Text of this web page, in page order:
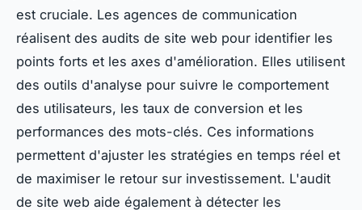
est cruciale. Les agences de communication
réalisent des audits de site web pour identifier les
points forts et les axes d'amélioration. Elles utilisent
des outils d'analyse pour suivre le comportement
des utilisateurs, les taux de conversion et les
performances des mots-clés. Ces informations
permettent d'ajuster les stratégies en temps réel et
de maximiser le retour sur investissement. L'audit
de site web aide également à détecter les